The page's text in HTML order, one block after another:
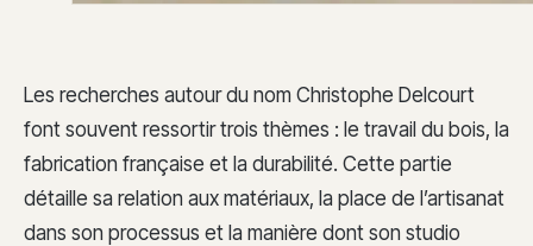
Les recherches autour du nom Christophe Delcourt
font souvent ressortir trois thèmes : le travail du bois, la
fabrication française et la durabilité. Cette partie
détaille sa relation aux matériaux, la place de l’artisanat
dans son processus et la manière dont son studio